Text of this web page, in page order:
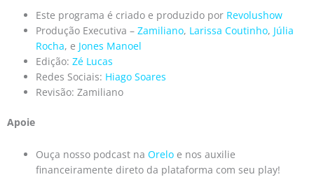
Este programa é criado e produzido por Revolushow
Produção Executiva –Zamiliano, Larissa Coutinho, Júlia
Rocha, e Jones Manoel
Edição:Zé Lucas
Redes Sociais: Hiago Soares
Revisão: Zamiliano
Apoie
Ouça nosso podcast naOrelo e nos auxilie
financeiramente direto da plataforma com seu play!